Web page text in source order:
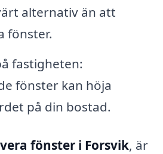
alternativ än att
fönster.
fastigheten:
fönster kan höja
på din bostad.
fönster i Forsvik, är